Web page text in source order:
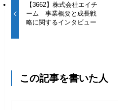
【3662】株式会社エイチ
ーム 事業概要と成長戦
略に関するインタビュー
この記事を書いた人